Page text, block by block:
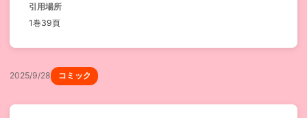
引用場所
1巻39頁
2025/9/28 コミック